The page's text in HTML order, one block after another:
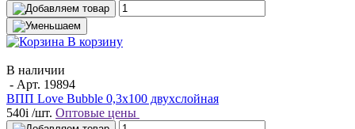
В корзину
В наличии
- Арт. 19894
ВПП Love Bubble 0,3х100 двухслойная
540i /шт. Оптовые цены